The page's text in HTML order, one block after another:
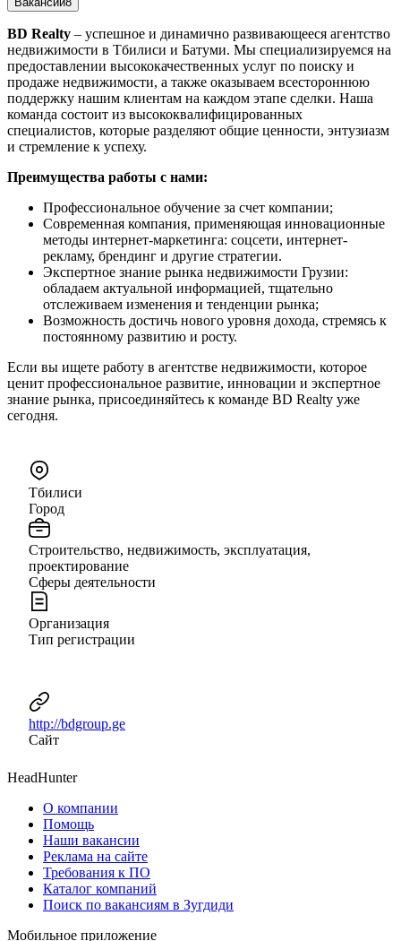
BD Realty – успешное и динамично развивающееся агентство
недвижимости в Тбилиси и Батуми. Мы специализируемся на
предоставлении высококачественных услуг по поиску и
продаже недвижимости, а также оказываем всестороннюю
поддержку нашим клиентам на каждом этапе сделки. Наша
команда состоит из высококвалифицированных
специалистов, которые разделяют общие ценности, энтузиазм
и стремление к успеху.
Преимущества работы с нами:
Профессиональное обучение за счет компании;
Современная компания, применяющая инновационные
методы интернет-маркетинга: соцсети, интернет-
рекламу, брендинг и другие стратегии.
Экспертное знание рынка недвижимости Грузии:
обладаем актуальной информацией, тщательно
отслеживаем изменения и тенденции рынка;
Возможность достичь нового уровня дохода, стремясь к
постоянному развитию и росту.
Если вы ищете работу в агентстве недвижимости, которое
ценит профессиональное развитие, инновации и экспертное
знание рынка, присоединяйтесь к команде BD Realty уже
сегодня.
Тбилиси
Город
Строительство, недвижимость, эксплуатация,
проектирование
Сферы деятельности
Организация
Тип регистрации
http://bdgroup.ge
Сайт
HeadHunter
О компании
Помощь
Наши вакансии
Реклама на сайте
Требования к ПО
Каталог компаний
Поиск по вакансиям в Зугдиди
Мобильное приложение